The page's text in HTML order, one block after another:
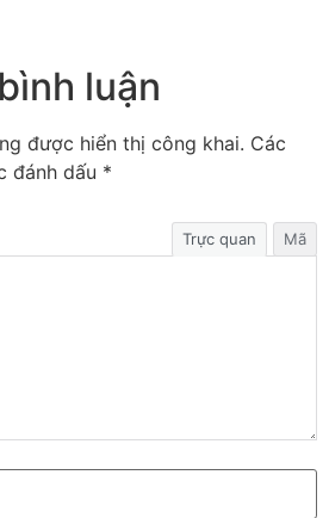
luận
được hiển thị công khai. Các
đánh dấu *
Trực quan Mã